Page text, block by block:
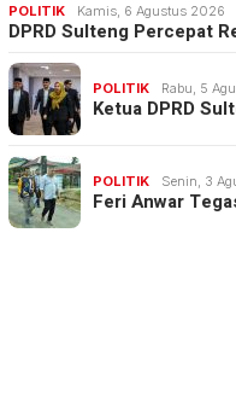
POLITIK Kamis, 6 Agustus 2026
DPRD Sulteng Percepat
POLITIK Rabu, 5
Ketua DPRD
POLITIK Senin, 3
Feri Anwar